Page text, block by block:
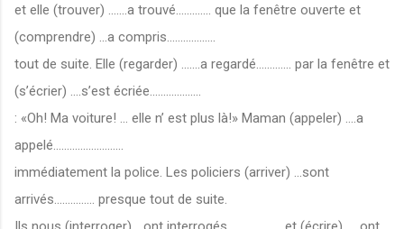
et elle (trouver) .......a trouvé............. que la fenêtre ouverte et
(comprendre) ...a compris..................
tout de suite. Elle (regarder) .......a regardé............. par la fenêtre et
(s’écrier) ....s’est écriée...................
: «Oh! Ma voiture! ... elle n’ est plus là!» Maman (appeler) ....a
appelé..........................
immédiatement la police. Les policiers (arriver) ...sont
arrivés............... presque tout de suite.